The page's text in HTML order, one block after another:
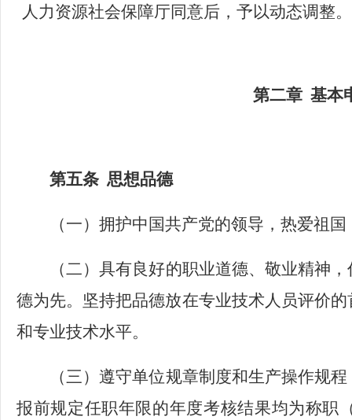
人力资源社会保障厅同意后，予以动态调整。
第二章 基本
第五条 思想品德
（一）拥护中国共产党的领导，热爱祖
（二）具有良好的职业道德、敬业精神
德为先。坚持把品德放在专业技术人员评价
和专业技术水平。
（三）遵守单位规章制度和生产操作规
报前规定任职年限的年度考核结果均为称职